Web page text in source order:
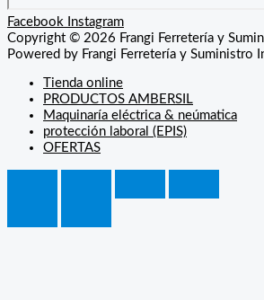
Facebook
Instagram
Copyright © 2026 Frangi Ferretería y
Powered by Frangi Ferretería y Suministro
Tienda online
PRODUCTOS AMBERSIL
Maquinaría eléctrica & neúmatica
protección laboral (EPIS)
OFERTAS